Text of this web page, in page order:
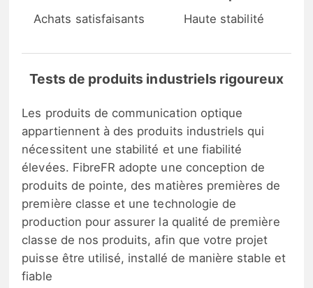
Achats satisfaisants Haute stabilité
Tests de produits industriels rigoureux
Les produits de communication optique
appartiennent à des produits industriels qui
nécessitent une stabilité et une fiabilité
élevées. FibreFR adopte une conception de
produits de pointe, des matières premières de
première classe et une technologie de
production pour assurer la qualité de première
classe de nos produits, afin que votre projet
puisse être utilisé, installé de manière stable et
fiable